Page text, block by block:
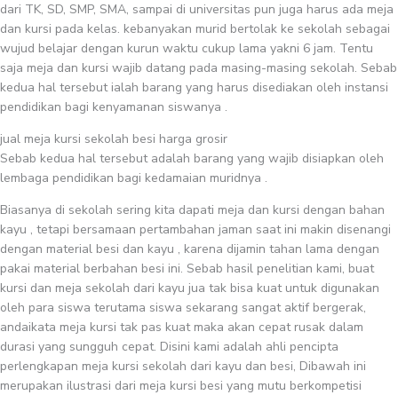
dari TK, SD, SMP, SMA, sampai di universitas pun juga harus ada meja
dan kursi pada kelas. kebanyakan murid bertolak ke sekolah sebagai
wujud belajar dengan kurun waktu cukup lama yakni 6 jam. Tentu
saja meja dan kursi wajib datang pada masing-masing sekolah. Sebab
kedua hal tersebut ialah barang yang harus disediakan oleh instansi
pendidikan bagi kenyamanan siswanya .
jual meja kursi sekolah besi harga grosir
Sebab kedua hal tersebut adalah barang yang wajib disiapkan oleh
lembaga pendidikan bagi kedamaian muridnya .
Biasanya di sekolah sering kita dapati meja dan kursi dengan bahan
kayu , tetapi bersamaan pertambahan jaman saat ini makin disenangi
dengan material besi dan kayu , karena dijamin tahan lama dengan
pakai material berbahan besi ini. Sebab hasil penelitian kami, buat
kursi dan meja sekolah dari kayu jua tak bisa kuat untuk digunakan
oleh para siswa terutama siswa sekarang sangat aktif bergerak,
andaikata meja kursi tak pas kuat maka akan cepat rusak dalam
durasi yang sungguh cepat. Disini kami adalah ahli pencipta
perlengkapan meja kursi sekolah dari kayu dan besi, Dibawah ini
merupakan ilustrasi dari meja kursi besi yang mutu berkompetisi